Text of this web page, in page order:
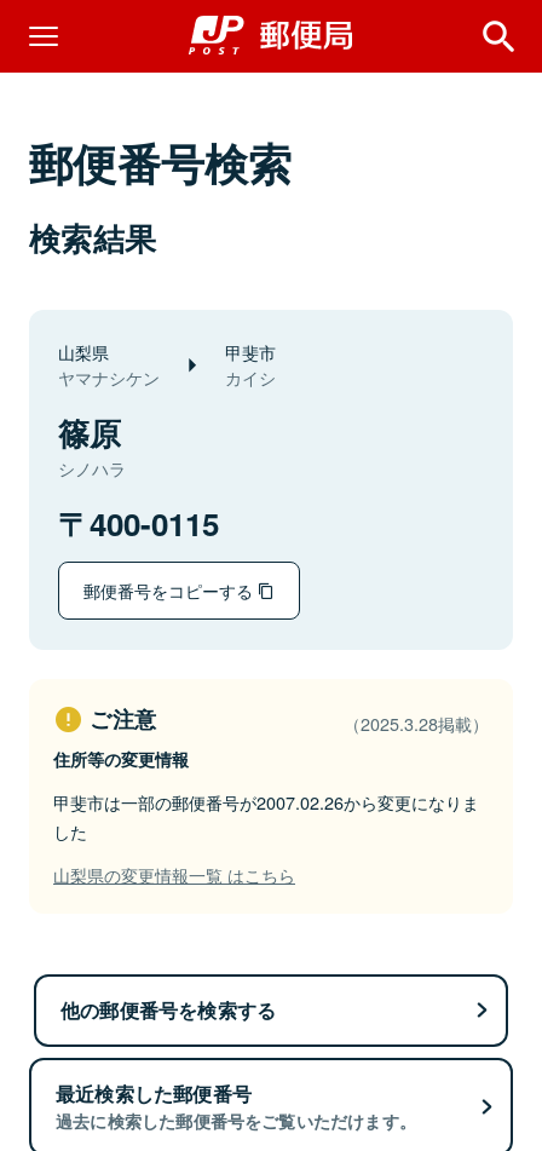
郵便番号検索
検索結果
山梨県
ヤマナシケン
甲斐市
カイシ
篠原
シノハラ
400-0115
郵便番号をコピーする
ご注意 （2025.3.28掲載）
住所等の変更情報
甲斐市は一部の郵便番号が2007.02.26から変更になりま
した
山梨県の変更情報一覧 はこちら
他の郵便番号を検索する
最近検索した郵便番号
過去に検索した郵便番号をご覧いただけます。